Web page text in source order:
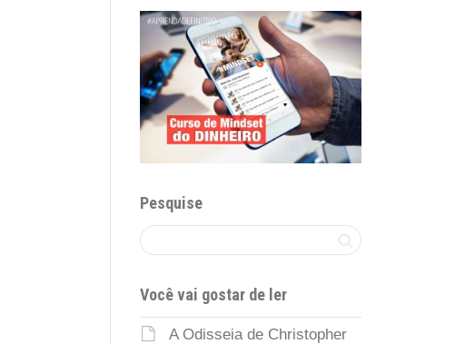
Pesquise
Você vai gostar de ler
A Odisseia de Christopher